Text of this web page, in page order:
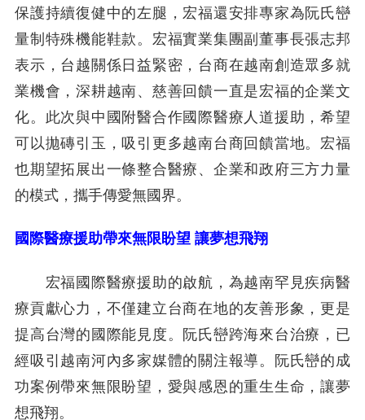
保護持續復健中的左腿，宏福還安排專家為阮氏巒
量制特殊機能鞋款。宏福實業集團副董事長張志邦
表示，台越關係日益緊密，台商在越南創造眾多就
業機會，深耕越南、慈善回饋一直是宏福的企業文
化。此次與中國附醫合作國際醫療人道援助，希望
可以拋磚引玉，吸引更多越南台商回饋當地。宏福
也期望拓展出一條整合醫療、企業和政府三方力量
的模式，攜手傳愛無國界。
國際醫療援助帶來無限盼望 讓夢想飛翔
宏福國際醫療援助的啟航，為越南罕見疾病醫
療貢獻心力，不僅建立台商在地的友善形象，更是
提高台灣的國際能見度。阮氏巒跨海來台治療，已
經吸引越南河內多家媒體的關注報導。阮氏巒的成
功案例帶來無限盼望，愛與感恩的重生生命，讓夢
想飛翔。